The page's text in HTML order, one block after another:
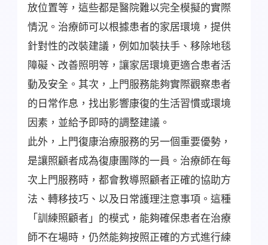
放位置等，這些都是醫院難以完全模擬的實際
情況。治療師可以根據患者的家居環境，提供
針對性的改裝建議，例如加裝扶手、移除地毯
障礙、改善照明等，讓家居環境更適合患者活
動及安全。其次，上門服務能夠實際觀察患者
的日常作息，找出影響康復的生活習慣或環境
因素，並給予即時的調整建議。
此外，上門復康治療服務的另一個重要優勢，
是讓照顧者成為復康團隊的一員。治療師在每
次上門服務時，都會教導照顧者正確的協助方
法、轉移技巧、以及日常護理注意事項。這種
「訓練照顧者」的模式，能夠確保患者在治療
師不在場時，仍然能夠按照正確的方式進行練